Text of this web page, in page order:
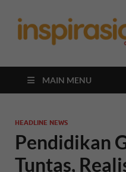
MAIN MENU
HEADLINE NEWS
Pendidikan
Tuntas,